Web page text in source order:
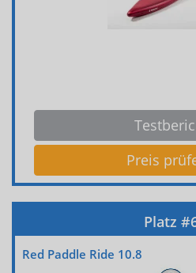
Preis
Red Paddle Ride 10.8